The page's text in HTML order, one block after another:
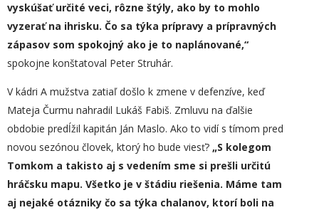
vyskúšať určité veci, rôzne štýly, ako by to mohlo
vyzerať na ihrisku. Čo sa týka prípravy a prípravných
zápasov som spokojný ako je to naplánované,“
spokojne konštatoval Peter Struhár.
V kádri A mužstva zatiaľ došlo k zmene v defenzíve, keď
Mateja Čurmu nahradil Lukáš Fabiš. Zmluvu na ďalšie
obdobie predĺžil kapitán Ján Maslo. Ako to vidí s tímom pred
novou sezónou človek, ktorý ho bude viesť? „S kolegom
Tomkom a takisto aj s vedením sme si prešli určitú
hráčsku mapu. Všetko je v štádiu riešenia. Máme tam
aj nejaké otázniky čo sa týka chalanov, ktorí boli na